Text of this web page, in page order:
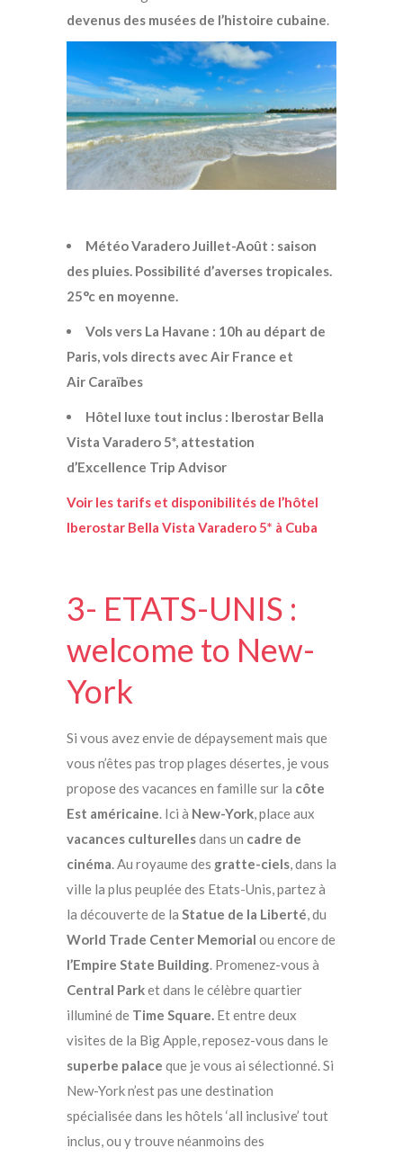
devenus des musées de l’histoire cubaine.
Météo Varadero Juillet-Août : saison
des pluies. Possibilité d’averses tropicales.
25°c en moyenne.
Vols vers La Havane : 10h au départ de
Paris, vols directs avec Air France et
Air Caraïbes
Hôtel luxe tout inclus : Iberostar Bella
Vista Varadero 5*, attestation
d’Excellence Trip Advisor
Voir les tarifs et disponibilités de l’hôtel
Iberostar Bella Vista Varadero 5* à Cuba
3- ETATS-UNIS :
welcome to New-
York
Si vous avez envie de dépaysement mais que
vous n’êtes pas trop plages désertes, je vous
propose des vacances en famille sur la côte
Est américaine. Ici à New-York, place aux
vacances culturellesdans un cadre de
cinéma. Au royaume des gratte-ciels, dans la
ville la plus peuplée des Etats-Unis, partez à
la découverte de la Statue de la Liberté, du
World Trade Center Memorial ou encore de
l’Empire State Building. Promenez-vous à
Central Parket dans le célèbre quartier
illuminé de Time Square. Et entre deux
visites de la Big Apple, reposez-vous dans le
superbe palace que je vous ai sélectionné. Si
New-York n’est pas une destination
spécialisée dans les hôtels ‘all inclusive’ tout
inclus, ou y trouve néanmoins des